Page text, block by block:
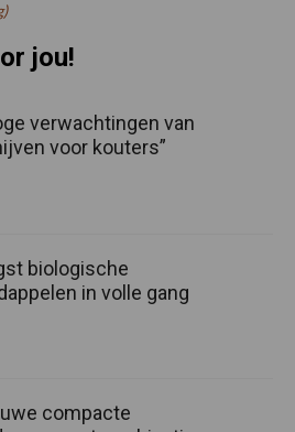
jou!
verwachtingen van
voor kouters”
biologische
in volle gang
compacte